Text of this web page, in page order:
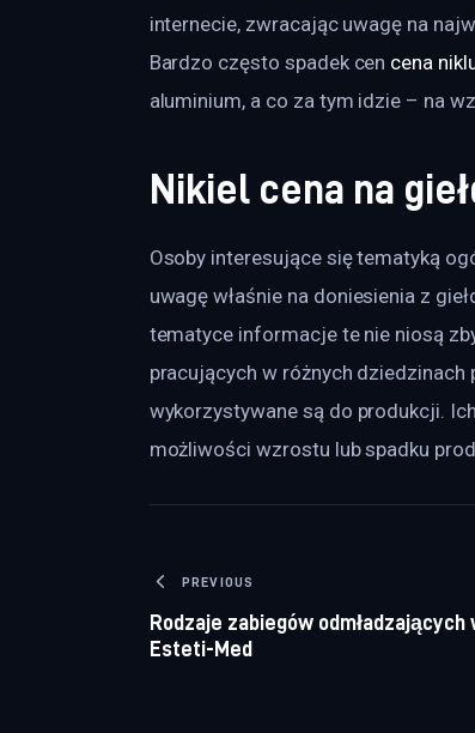
internecie, zwracając uwagę na
Bardzo często spadek cen cena
aluminium, a co za tym idzie – na
Nikiel cena na
Osoby interesujące się tematyką
uwagę właśnie na doniesienia z
tematyce informacje te nie niosą
pracujących w różnych
wykorzystywane są do produkcji.
możliwości wzrostu lub spadku
Nawigacja wpisu
PREVIOUS
Rodzaje zabiegów odmładzających
Esteti-Med